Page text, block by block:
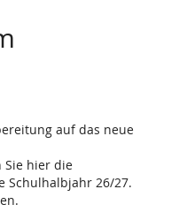
auf das neue
Sie hier die
Schulhalbjahr 26/27.